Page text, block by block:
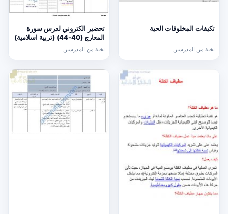
تكيفات المخلوقات الحية
نخبة من المدرسين
تحضير الكتروني لدرس سورة
المعارج (40-44) (تربية اسلامية)
نخبة من المدرسين